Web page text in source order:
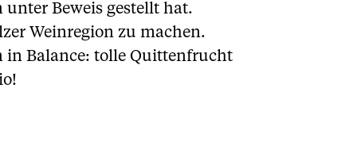
Beweis gestellt hat.
Weinregion zu machen.
in Balance: tolle Quittenfrucht